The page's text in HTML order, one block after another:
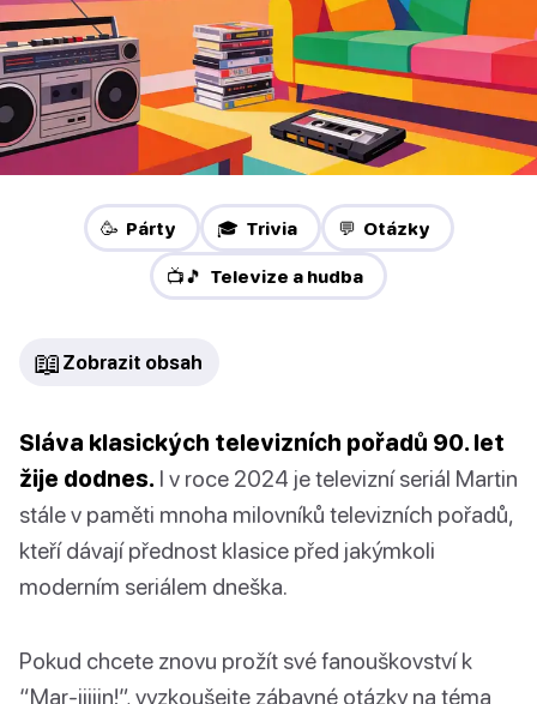
🥳 Párty 🎓 Trivia 💬 Otázky
📺🎵 Televize a hudba
📖 Zobrazit obsah
Sláva klasických televizních pořadů 90. let
žije dodnes. I v roce 2024 je televizní seriál Martin
stále v paměti mnoha milovníků televizních pořadů,
kteří dávají přednost klasice před jakýmkoli
moderním seriálem dneška.
Pokud chcete znovu prožít své fanouškovství k
“Mar-iiiiin!”, vyzkoušejte zábavné otázky na téma